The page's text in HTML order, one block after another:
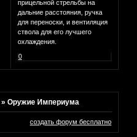
прицельной стрельбы на
дальние расстояния, ручка
для переноски, и вентиляция
ствола для его лучшего
охлаждения.
0
»Оружие Империума
создать форум бесплатно